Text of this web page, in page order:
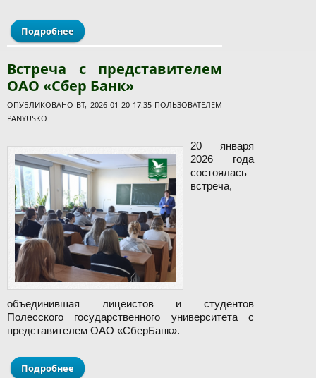
Подробнее о Научно-популярный квест "Тайны спортивной
науки" для лицеистов ПолесГУ
Встреча с представителем
ОАО «Сбер Банк»
ОПУБЛИКОВАНО ВТ, 2026-01-20 17:35 ПОЛЬЗОВАТЕЛЕМ
PANYUSKO
20 января
2026 года
состоялась
встреча,
объединившая лицеистов и студентов
Полесского государственного университета с
представителем ОАО «СберБанк».
Подробнее о Встреча с представителем ОАО «Сбер Банк»